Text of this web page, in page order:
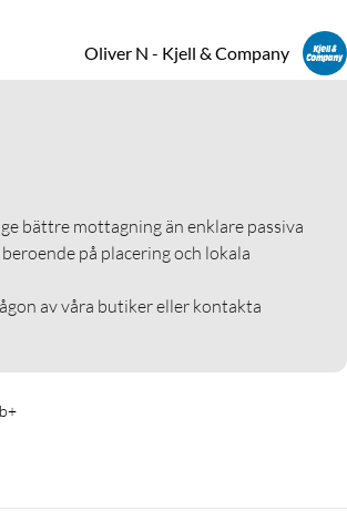
Oliver N - Kjell & Company
bättre mottagning än enklare passiva
på placering och lokala
av våra butiker eller kontakta